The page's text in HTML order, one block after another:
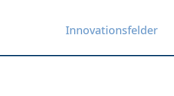
Innovationsfelder